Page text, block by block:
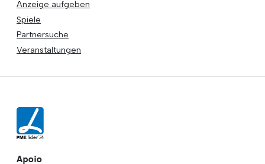
Anzeige aufgeben
Spiele
Partnersuche
Veranstaltungen
Apoio